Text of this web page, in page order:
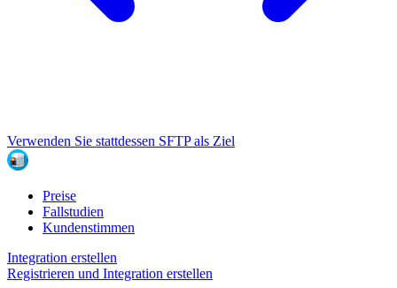
Verwenden Sie stattdessen SFTP als Ziel
Preise
Fallstudien
Kundenstimmen
Integration erstellen
Registrieren und Integration erstellen